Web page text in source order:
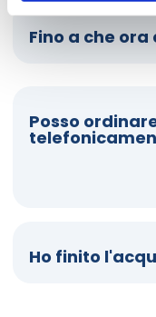
Fino a che
Posso
Ho finito